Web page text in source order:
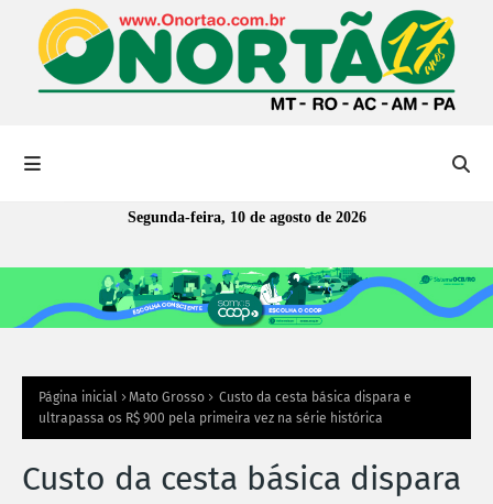
Segunda-feira, 10 de agosto de 2026
Página inicial Mato Grosso
Custo da cesta básica dispara e
ultrapassa os R$ 900 pela primeira vez na série histórica
Custo da cesta básica dispara